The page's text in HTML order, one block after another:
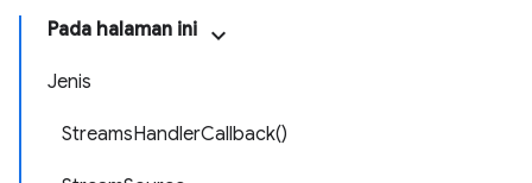
Pada halaman ini
Jenis
StreamsHandlerCallback()